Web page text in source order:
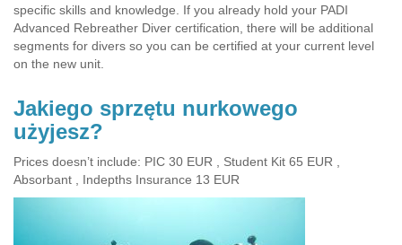
specific skills and knowledge. If you already hold your PADI
Advanced Rebreather Diver certification, there will be additional
segments for divers so you can be certified at your current level
on the new unit.
Jakiego sprzętu nurkowego
użyjesz?
Prices doesn’t include: PIC 30 EUR , Student Kit 65 EUR ,
Absorbant , Indepths Insurance 13 EUR